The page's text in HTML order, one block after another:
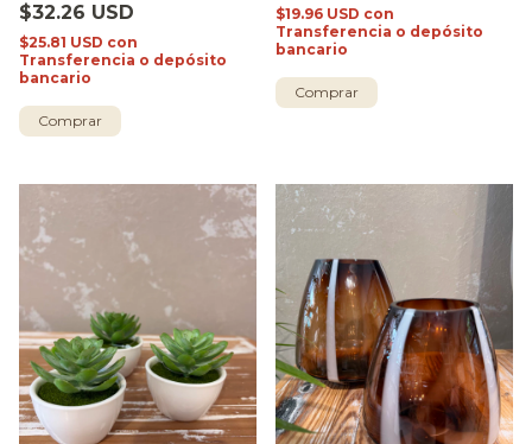
$32.26 USD
$25.81 USD con
Transferencia o depósito
bancario
Comprar
$19.96 USD con
Transferencia o depósito
bancario